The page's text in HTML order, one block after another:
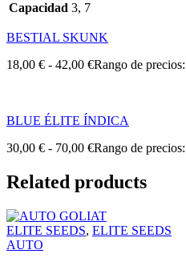
Capacidad 3, 7
BESTIAL SKUNK
18,00 € - 42,00 €Rango de
BLUE ÉLITE ÍNDICA
30,00 € - 70,00 €Rango de
Related products
ELITE SEEDS, ELITE SEEDS
AUTO